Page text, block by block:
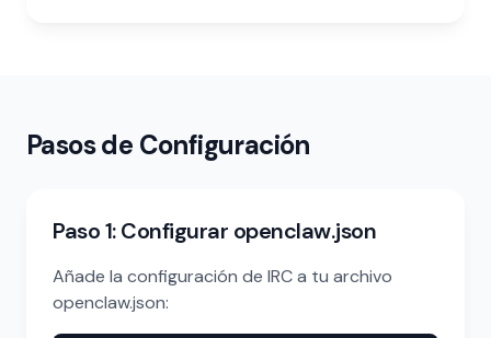
Pasos de Configuración
Paso 1: Configurar openclaw.json
Añade la configuración de IRC a tu archivo
openclaw.json: